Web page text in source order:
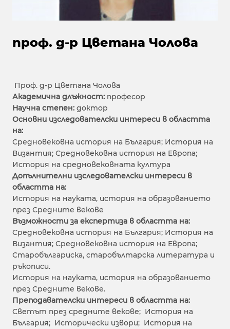
проф. д-р Цветана Чолова
Проф. д-р Цветана Чолова
Академична длъжност: професор
Научна степен: доктор
Основни изследователски интереси в областта
на:
Средновековна история на България; История на
Византия; Средновековна история на Европа;
История на средновековната култура
Допълнителни изследователски интереси в
областта на:
История на науката, история на образованието
през Средните векове
Възможности за експертиза в областта на:
Средновековна история на България; История на
Византия; Средновековна история на Европа;
Старобългариска, старобълтарска литература и
ръкописи.
История на науката, история на образованието
през Средните векове.
Преподавателски интереси в областта на:
Светът през средните векове; История на
България; Исторически извори; История на